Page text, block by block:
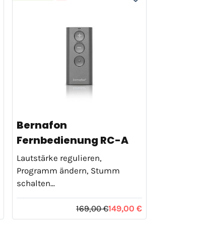
Bernafon
Fernbedienung RC-A
Lautstärke regulieren,
Programm ändern, Stumm
schalten...
169,00 €149,00 €